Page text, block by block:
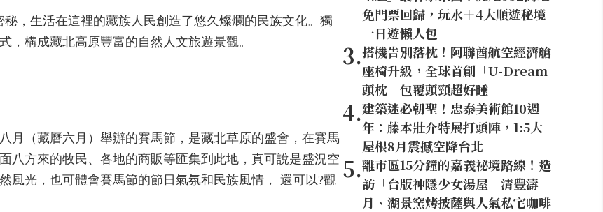
，生活在這裡的藏族人民創造了悠久燦爛的民族文化。獨
，構成藏北高原豐富的自然人文旅遊景觀。
月（藏曆六月）舉辦的賽馬節，是藏北草原的盛會，在賽馬
八方來的牧民、各地的商販等匯集到此地，真可說是盛況空
風光，也可體會賽馬節的節日氣氛和民族風情， 還可以?觀
免門票回歸，玩水＋4大順遊秘境
一日遊懶人包
3.搭機告別落枕！阿聯酋航空經濟艙
座椅升級，全球首創「U-Dream
頭枕」包覆頭頸超好睡
4.建築迷必朝聖！忠泰美術館10週
年：藤本壯介特展打頭陣，1:5大
屋根8月震撼空降台北
5.離市區15分鐘的嘉義祕境路線！造
訪「台版神隱少女湯屋」清豐濤
月、湖景窯烤披薩與人氣私宅咖啡